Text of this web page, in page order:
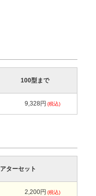
100型まで
9,328円 (税込)
ターセット
2,200円 (税込)